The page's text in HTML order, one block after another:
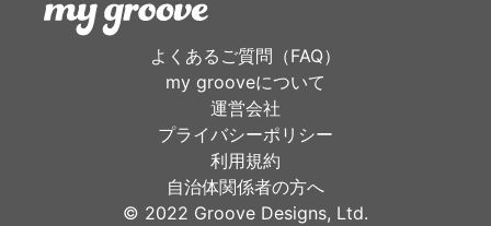
よくあるご質問（FAQ）
my grooveについて
運営会社
プライバシーポリシー
利用規約
自治体関係者の方へ
©︎ 2022 Groove Designs, Ltd.